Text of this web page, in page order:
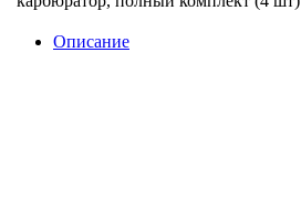
Описание